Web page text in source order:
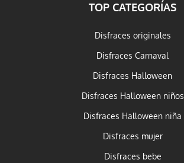
TOP CATEGORÍAS
Disfraces originales
Disfraces Carnaval
Disfraces Halloween
Disfraces Halloween niños
Disfraces Halloween niña
Disfraces mujer
Disfraces bebe